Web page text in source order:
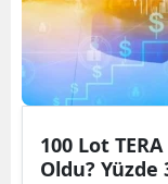
100 Lot
Oldu? Yüzde